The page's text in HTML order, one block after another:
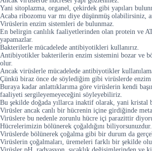
Yani sitoplazma, organel, çekirdek gibi yapıları
Acaba ribozomu var mı diye düşünmüş olabilirsiniz,
Virüslerin enzim sistemleri de bulunmaz.
En belirgin canlılık faaliyetlerinden olan protein ve
yapamazlar.
Bakterilerle mücadelede antibiyotikleri kullanırız.
Antibiyotikler bakterilerin enzim sistemini bozar ve
olur.
Ancak virüslerle mücadelede antibiyotikler
Çünkü biraz önce de söylediğim gibi virüslerde
Buraya kadar anlattıklarıma göre virüslerin kendi
faaliyeti sergileyemeyeceğini söyleyebiliriz.
Bu şekilde doğada yıllarca inaktif olarak, yani kristal
Virüsler ancak canlı bir hücrenin içine girdiğinde
Virüslere bu nedenle zorunlu hücre içi parazittir
Hücrelerimizin bölünerek çoğaldığını biliyorsunuzdur.
Virüslerde bölünerek çoğalma gibi bir durum da
Virüslerin çoğalmaları, üremeleri farklı bir şekilde